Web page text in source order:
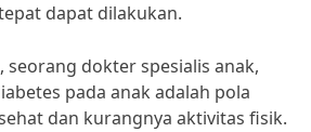
dapat dilakukan.
seorang dokter spesialis anak,
pada anak adalah pola
dan kurangnya aktivitas fisik.